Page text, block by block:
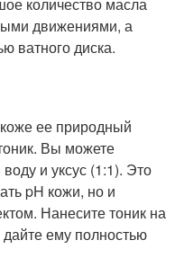
движениями, а
ватного диска.
ее природный
Вы можете
и уксус (1:1). Это
pH кожи, но и
Нанесите тоник на
ему полностью